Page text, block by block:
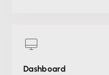
Dashboard